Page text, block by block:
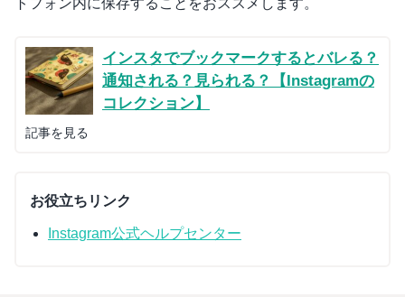
トフォン内に保存することをおススメします。
インスタでブックマークするとバレる？
通知される？見られる？【Instagramの
コレクション】
記事を見る
お役立ちリンク
Instagram公式ヘルプセンター